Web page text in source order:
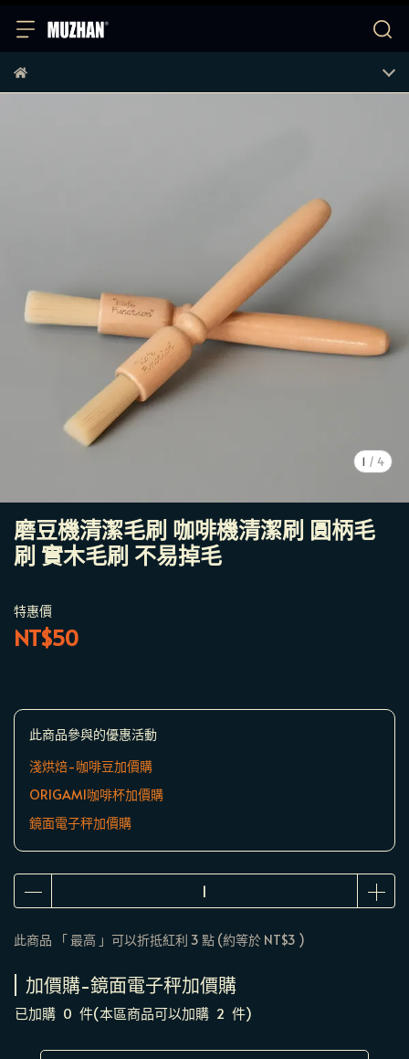
1 / 4
磨豆機清潔毛刷 咖啡機清潔刷 圓柄毛
刷 實木毛刷 不易掉毛
特惠價
NT$50
此商品參與的優惠活動
淺烘焙-咖啡豆加價購
ORIGAMI咖啡杯加價購
鏡面電子秤加價購
此商品 「 最高 」可以折抵紅利 3 點 (約等於 NT$3 )
加價購-鏡面電子秤加價購
已加購 0 件(本區商品可以加購 2 件)